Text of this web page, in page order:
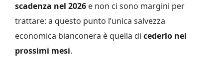
scadenza nel 2026 e non ci sono margini per
trattare: a questo punto l’unica salvezza
economica bianconera è quella di cederlo nei
prossimi mesi.